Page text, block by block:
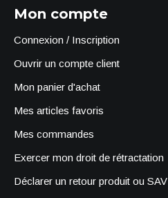
Mon compte
Connexion / Inscription
Ouvrir un compte client
Mon panier d'achat
Mes articles favoris
Mes commandes
Exercer mon droit de rétractation
Déclarer un retour produit ou SAV